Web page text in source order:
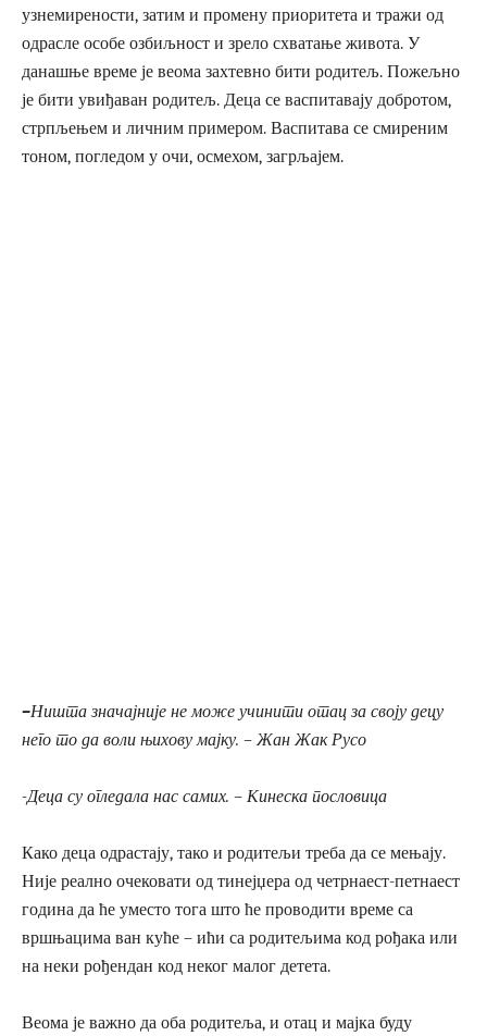
узнемирености, затим и промену приоритета и тражи од
одрасле особе озбиљност и зрело схватање живота. У
данашње време је веома захтевно бити родитељ. Пожељно
је бити увиђаван родитељ. Деца се васпитавају добротом,
стрпљењем и личним примером. Васпитава се смиреним
тоном, погледом у очи, осмехом, загрљајем.
–Ништа значајније не може учинити отац за своју децу
него то да воли њихову мајку. –Жан Жак Русо
-Деца су огледала нас самих. – Кинеска пословица
Како деца одрастају, тако и родитељи треба да се мењају.
Није реално очековати од тинејџера од четрнаест-петнаест
година да ће уместо тога што ће проводити време са
вршњацима ван куће – ићи са родитељима код рођака или
на неки рођендан код неког малог детета.
Веома је важно да оба родитеља, и отац и мајка буду